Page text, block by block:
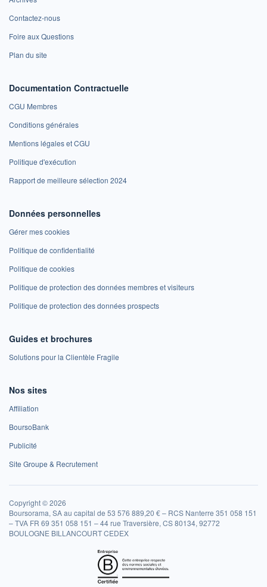
Contactez-nous
Foire aux Questions
Plan du site
Documentation Contractuelle
CGU Membres
Conditions générales
Mentions légales et CGU
Politique d'exécution
Rapport de meilleure sélection 2024
Données personnelles
Gérer mes cookies
Politique de confidentialité
Politique de cookies
Politique de protection des données membres et visiteurs
Politique de protection des données prospects
Guides et brochures
Solutions pour la Clientèle Fragile
Nos sites
Affiliation
BoursoBank
Publicité
Site Groupe & Recrutement
Copyright © 2026
Boursorama, SA au capital de 53 576 889,20 € – RCS Nanterre 351 058 151
– TVA FR 69 351 058 151 – 44 rue Traversière, CS 80134, 92772
BOULOGNE BILLANCOURT CEDEX